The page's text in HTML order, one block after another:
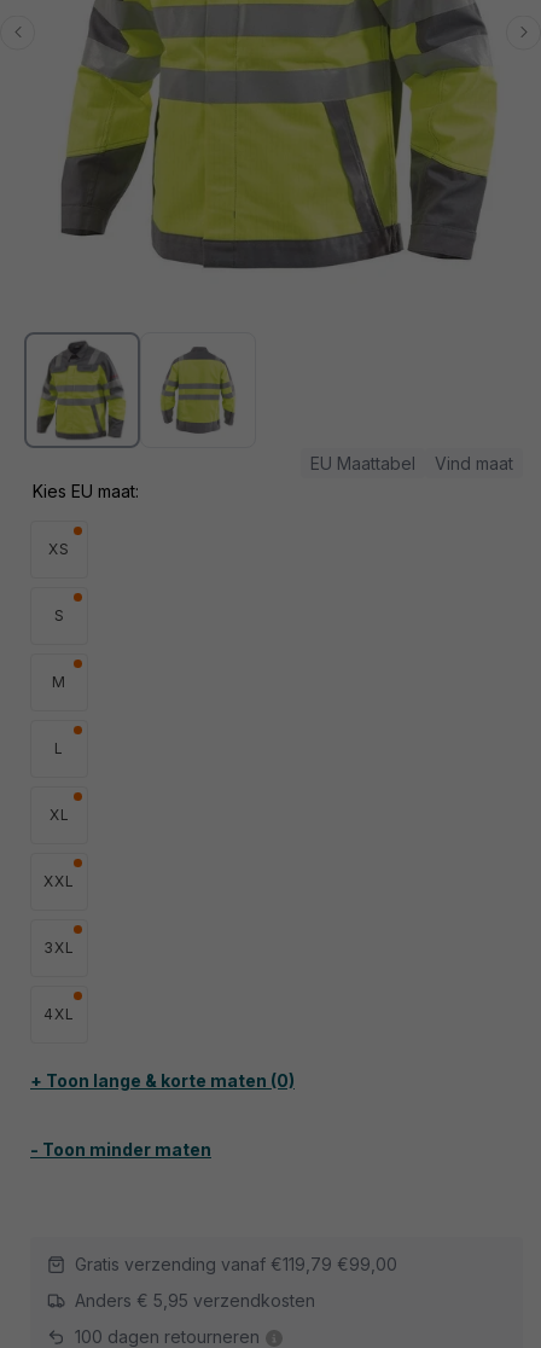
openen
modaal
Kies EU maat:
EU Maattabel Vind maat
XS
S
M
L
XL
XXL
3XL
4XL
+ Toon lange & korte maten (0)
- Toon minder maten
Gratis verzending vanaf €119,79 €99,00
Anders € 5,95 verzendkosten
100 dagen retourneren